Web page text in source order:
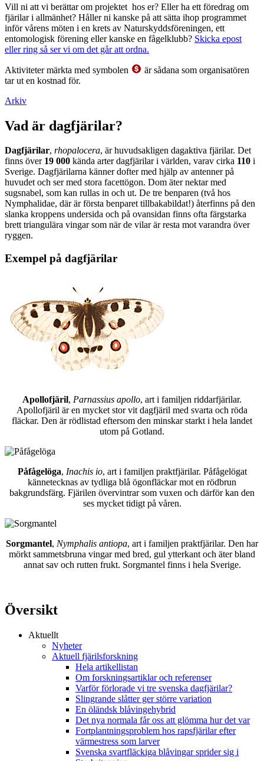
Vill ni att vi berättar om projektet hos er? Eller ha ett föredrag om
fjärilar i allmänhet? Håller ni kanske på att sätta ihop programmet
inför vårens möten i en krets av Naturskyddsföreningen, ett
entomologisk förening eller kanske en fågelklubb? Skicka epost
eller ring så ser vi om det går att ordna.
Aktiviteter märkta med symbolen
är sådana som organisatören
tar ut en kostnad för.
Arkiv
Vad är dagfjärilar?
Dagfjärilar, rhopalocera, är huvudsakligen dagaktiva fjärilar. Det
finns över 19 000 kända arter dagfjärilar i världen, varav cirka 110 i
Sverige. Dagfjärilarna känner dofter med hjälp av antenner på
huvudet och ser med stora facettögon. Dom äter nektar med
sugsnabel, som kan rullas in och ut. De tre benparen (två hos
Nymphalidae, där är första benparet tillbakabildat!) återfinns på den
slanka kroppens undersida och på ovansidan finns ofta färgstarka
brett triangulära vingar som när de vilar är resta mot varandra över
ryggen.
Exempel på dagfjärilar
Apollofjäril, Parnassius apollo, art i familjen riddarfjärilar.
Apollofjäril är en mycket stor vit dagfjäril med svarta och röda
fläckar. Den är rödlistad eftersom den minskar starkt i hela landet
utom på Gotland.
Påfågelöga, Inachis io, art i familjen praktfjärilar. Påfågelögat
kännetecknas av tydliga blå ögonfläckar mot en rödbrun
bakgrundsfärg. Fjärilen övervintrar som vuxen och därför kan den
ses mycket tidigt på våren.
Sorgmantel, Nymphalis antiopa, art i familjen praktfjärilar. Den har
mörkt sammetsbruna vingar med bred, gul ytterkant och äter bland
annat sav och rutten frukt. Sorgmantel finns i hela Sverige.
Översikt
Aktuellt
Nyheter
Aktuell fjärilsforskning
Hela artikellistan
Om forskningsartiklar och referenser
Varför förlorade vi tre svenska dagfjärilar?
Slingrande slåtter ger större variation
En öländsk blåvingehybrid
Det nya normala får oss att glömma hur det var
Fortplantningsproblem hos rapsfjärilar efter
värmestress som larver
Svenska svartfläckiga blåvingar sprider sig i